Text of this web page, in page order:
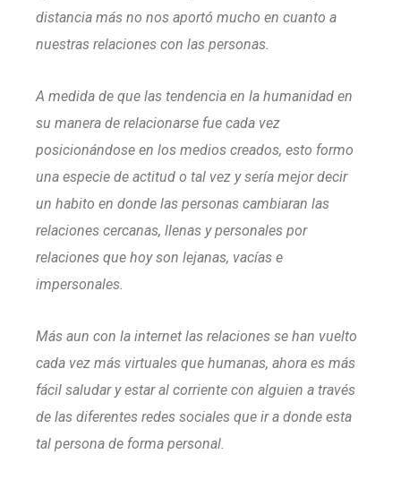
distancia más no nos aportó mucho en cuanto a
nuestras relaciones con las personas.
A medida de que las tendencia en la humanidad en
su manera de relacionarse fue cada vez
posicionándose en los medios creados, esto formo
una especie de actitud o tal vez y sería mejor decir
un habito en donde las personas cambiaran las
relaciones cercanas, llenas y personales por
relaciones que hoy son lejanas, vacías e
impersonales.
Más aun con la internet las relaciones se han vuelto
cada vez más virtuales que humanas, ahora es más
fácil saludar y estar al corriente con alguien a través
de las diferentes redes sociales que ir a donde esta
tal persona de forma personal.